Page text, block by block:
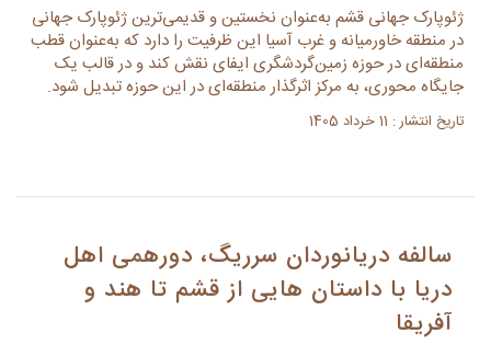
ژئوپارک جهانی قشم به‌عنوان نخستین و قدیمی‌ترین ژئوپارک جهانی
در منطقه خاورمیانه و غرب آسیا این ظرفیت را دارد که به‌عنوان قطب
منطقه‌ای در حوزه زمین‌گردشگری ایفای نقش کند و در قالب یک
جایگاه محوری، به مرکز اثرگذار منطقه‌ای در این حوزه تبدیل شود.
تاریخ انتشار : 11 خرداد 1405
سالفه دریانوردان سرریگ، دورهمی اهل
دریا با داستان هایی از قشم تا هند و
آفریقا